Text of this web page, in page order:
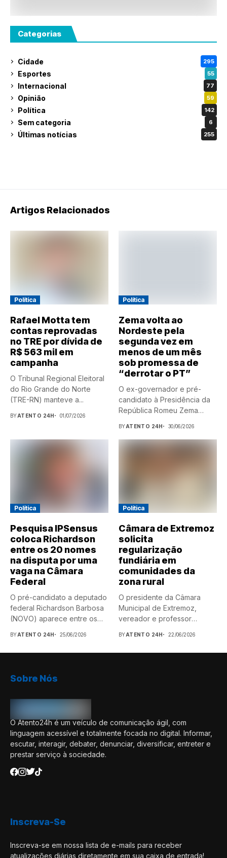
Categorias
Cidade 295
Esportes 55
Internacional 77
Opinião 59
Política 142
Sem categoria 6
Últimas notícias 255
Artigos Relacionados
Política
Rafael Motta tem
contas reprovadas
no TRE por dívida de
R$ 563 mil em
campanha
O Tribunal Regional Eleitoral
do Rio Grande do Norte
(TRE-RN) manteve a...
BYATENTO 24H 01/07/2026
Política
Zema volta ao
Nordeste pela
segunda vez em
menos de um mês
sob promessa de
“derrotar o PT”
O ex-governador e pré-
candidato à Presidência da
República Romeu Zema
BYATENTO 24H 30/06/2026
Política
Pesquisa IPSensus
coloca Richardson
entre os 20 nomes
na disputa por uma
vaga na Câmara
Federal
O pré-candidato a deputado
federal Richardson Barbosa
(NOVO) aparece entre os
BYATENTO 24H 25/06/2026
Política
Câmara de Extremoz
solicita
regularização
fundiária em
comunidades da
zona rural
O presidente da Câmara
Municipal de Extremoz,
vereador e professor
BYATENTO 24H 22/06/2026
Sobre Nós
O Atento24h é um veículo de comunicação ágil, com
linguagem acessível e totalmente focada no digital. Informar,
escutar, interagir, debater, denunciar, diversificar, entreter e
prestar serviço à sociedade.
Inscreva-Se
Inscreva-se em nossa lista de e-mails para receber
atualizações diárias diretamente em sua caixa de entrada!